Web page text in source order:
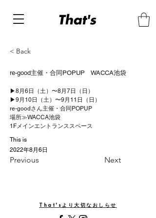
< Back
re-good主催・合同POPUP WACCA池袋
▶︎8月6日（土）〜8月7日（日）
▶9月10日（土）〜9月11日（日）
re-goodさん主催・合同POPUP
場所≫WACCA池袋
1Fメインエントランススペース
This is
2022年8月6日
Previous Next
That'sより大切なおしらせ